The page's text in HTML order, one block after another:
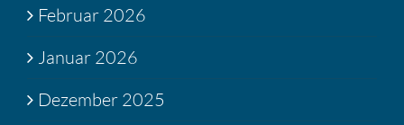
Februar 2026
Januar 2026
Dezember 2025